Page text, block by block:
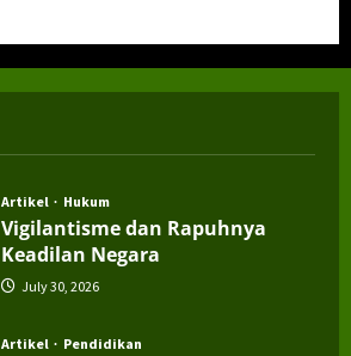
Artikel Hukum
Vigilantisme dan Rapuhnya
Keadilan Negara
July 30, 2026
Artikel Pendidikan